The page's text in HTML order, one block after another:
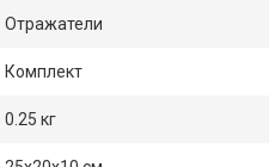
Отражатели
Комплект
0.25 кг